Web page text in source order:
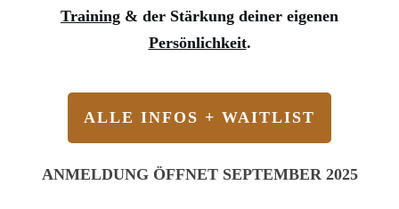
Training & der Stärkung deiner eigenen
Persönlichkeit.
ALLE INFOS + WAITLIST
ANMELDUNG ÖFFNET SEPTEMBER 2025